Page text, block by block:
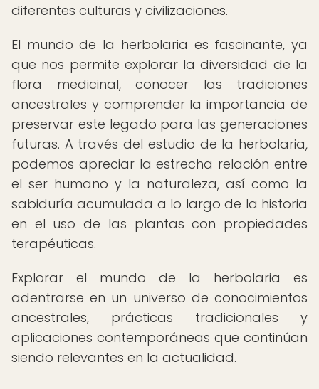
diferentes culturas y civilizaciones.
El mundo de la herbolaria es fascinante, ya
que nos permite explorar la diversidad de la
flora medicinal, conocer las tradiciones
ancestrales y comprender la importancia de
preservar este legado para las generaciones
futuras. A través del estudio de la herbolaria,
podemos apreciar la estrecha relación entre
el ser humano y la naturaleza, así como la
sabiduría acumulada a lo largo de la historia
en el uso de las plantas con propiedades
terapéuticas.
Explorar el mundo de la herbolaria es
adentrarse en un universo de conocimientos
ancestrales, prácticas tradicionales y
aplicaciones contemporáneas que continúan
siendo relevantes en la actualidad.